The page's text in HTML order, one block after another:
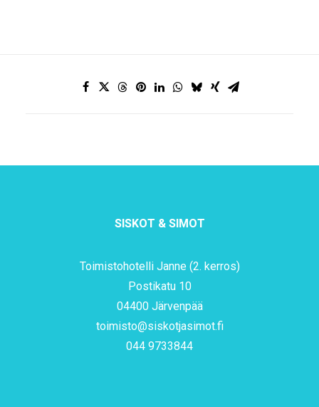
SISKOT & SIMOT
Toimistohotelli Janne (2. kerros)
Postikatu 10
04400 Järvenpää
toimisto@siskotjasimot.fi
044 9733844